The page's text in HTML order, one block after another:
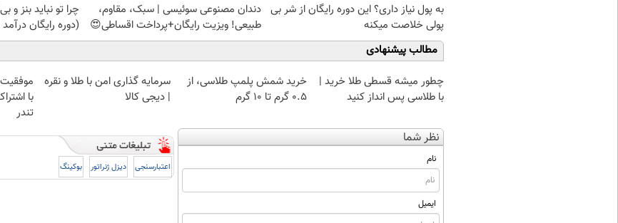
به پول نیاز داری؟ این دوره رایگان از شر بی
پولی خلاصت میکنه
دندان مصنوعی سوئیسی | سبک، مقاوم،
طبیعی! ویزیت رایگان+پرداخت اقساطی😍
چرا تو نباید بنز و
(دوره رایگان
مطالب پیشنهادی
چطور میشه قسطی طلا خرید |
با طلاسی پس انداز کنید
خرید شمش پلمپ طلاسی، از
۰.۵ گرم تا ۱۰ گرم
سرمایه گذاری امن با طلا و نقره
| دیجی کالا
با
تندر
نظر شما
نام
ایمیل
اعتبارسنجی دیزل ژنراتور بوکینگ